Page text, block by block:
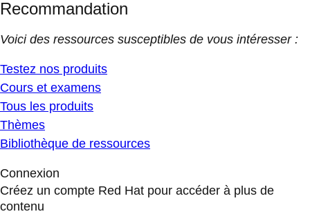
Recommandation
Voici des ressources susceptibles de vous intéresser :
Testez nos produits
Cours et examens
Tous les produits
Thèmes
Bibliothèque de ressources
Connexion
Créez un compte Red Hat pour accéder à plus de
contenu